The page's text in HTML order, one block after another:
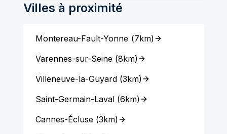
Villes à proximité
Montereau-Fault-Yonne (7km)
Varennes-sur-Seine(8km)
Villeneuve-la-Guyard(3km)
Saint-Germain-Laval(6km)
Cannes-Écluse(3km)